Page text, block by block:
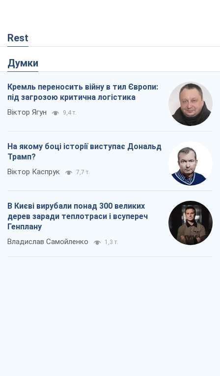
Rest
Думки
Кремль переносить війну в тил Європи:
під загрозою критична логістика
Віктор Ягун 9,4 т.
На якому боці історії виступає Дональд
Трамп?
Віктор Каспрук 7,7 т.
В Києві вирубали понад 300 великих
дерев заради теплотраси і всупереч
Генплану
Владислав Самойленко 1,3 т.